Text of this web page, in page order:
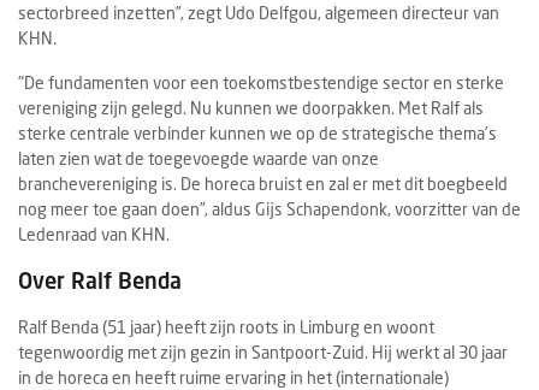
sectorbreed inzetten”, zegt Udo Delfgou, algemeen directeur van
KHN.
"De fundamenten voor een toekomstbestendige sector en sterke
vereniging zijn gelegd. Nu kunnen we doorpakken. Met Ralf als
sterke centrale verbinder kunnen we op de strategische thema’s
laten zien wat de toegevoegde waarde van onze
branchevereniging is. De horeca bruist en zal er met dit boegbeeld
nog meer toe gaan doen”, aldus Gijs Schapendonk, voorzitter van de
Ledenraad van KHN.
Over Ralf Benda
Ralf Benda (51 jaar) heeft zijn roots in Limburg en woont
tegenwoordig met zijn gezin in Santpoort-Zuid. Hij werkt al 30 jaar
in de horeca en heeft ruime ervaring in het (internationale)